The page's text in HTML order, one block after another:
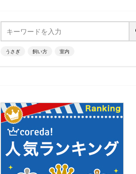
うさぎ 飼い方 室内